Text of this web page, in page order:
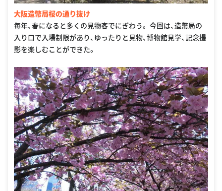
大阪造幣局桜の通り抜け
毎年、春になると多くの見物客でにぎわう。 今回は、造幣局の
入り口で入場制限があり、ゆったりと見物、博物館見学、記念撮
影を楽しむことができた。